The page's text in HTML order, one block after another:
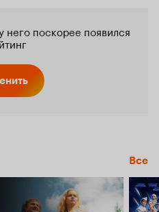
поскорее появился
Все